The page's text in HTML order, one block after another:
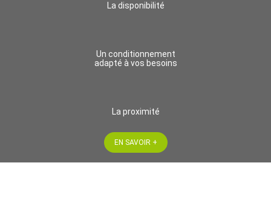
La disponibilité
Un conditionnement
adapté à vos besoins
La proximité
EN SAVOIR +